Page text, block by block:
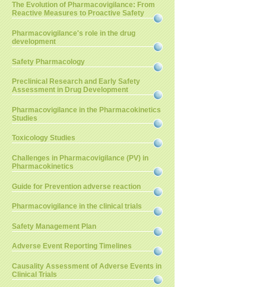
The Evolution of Pharmacovigilance: From
Reactive Measures to Proactive Safety
Pharmacovigilance's role in the drug
development
Safety Pharmacology
Preclinical Research and Early Safety
Assessment in Drug Development
Pharmacovigilance in the Pharmacokinetics
Studies
Toxicology Studies
Challenges in Pharmacovigilance (PV) in
Pharmacokinetics
Guide for Prevention adverse reaction
Pharmacovigilance in the clinical trials
Safety Management Plan
Adverse Event Reporting Timelines
Causality Assessment of Adverse Events in
Clinical Trials